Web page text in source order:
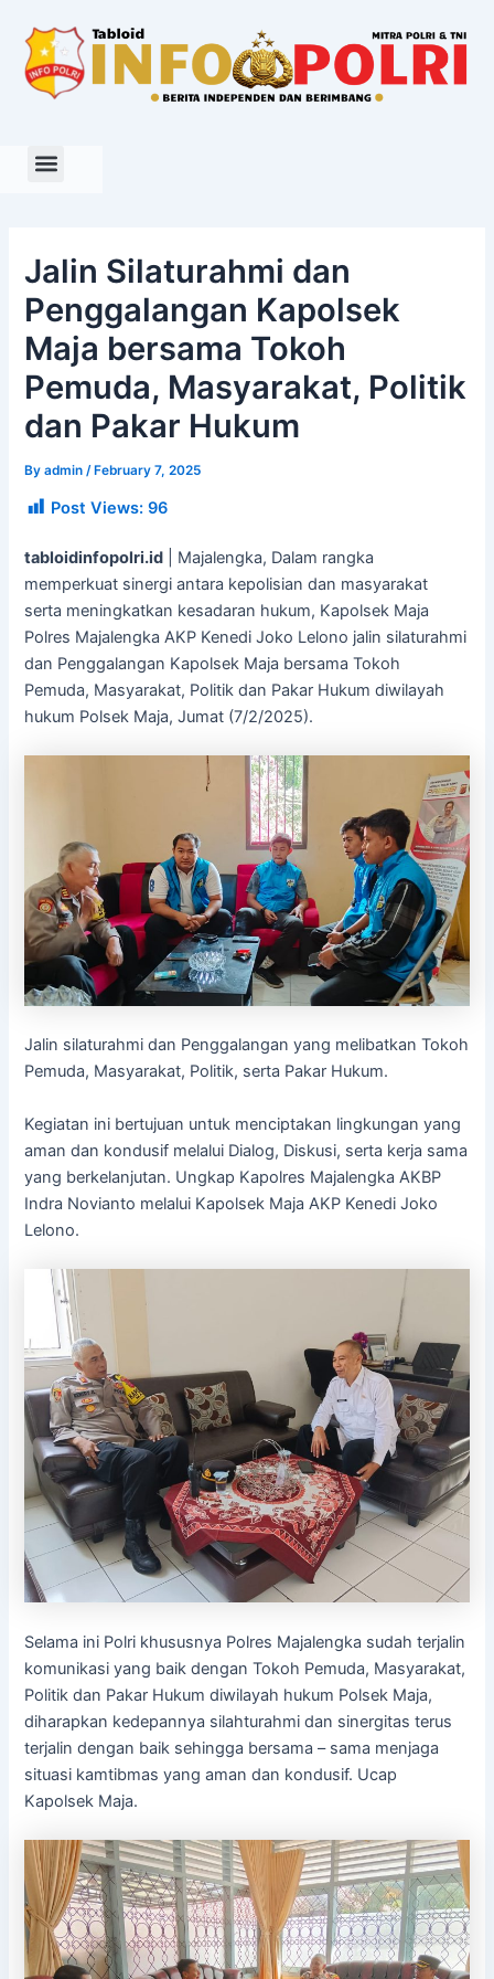
content
Jalin Silaturahmi dan
Penggalangan Kapolsek
Maja bersama Tokoh
Pemuda, Masyarakat, Politik
dan Pakar Hukum
Byadmin/ February 7, 2025
Post Views: 96
tabloidinfopolri.id | Majalengka, Dalam rangka
memperkuat sinergi antara kepolisian dan masyarakat
serta meningkatkan kesadaran hukum, Kapolsek Maja
Polres Majalengka AKP Kenedi Joko Lelono jalin silaturahmi
dan Penggalangan Kapolsek Maja bersama Tokoh
Pemuda, Masyarakat, Politik dan Pakar Hukum diwilayah
hukum Polsek Maja, Jumat (7/2/2025).
Jalin silaturahmi dan Penggalangan yang melibatkan Tokoh
Pemuda, Masyarakat, Politik, serta Pakar Hukum.
Kegiatan ini bertujuan untuk menciptakan lingkungan yang
aman dan kondusif melalui Dialog, Diskusi, serta kerja sama
yang berkelanjutan. Ungkap Kapolres Majalengka AKBP
Indra Novianto melalui Kapolsek Maja AKP Kenedi Joko
Lelono.
Selama ini Polri khususnya Polres Majalengka sudah terjalin
komunikasi yang baik dengan Tokoh Pemuda, Masyarakat,
Politik dan Pakar Hukum diwilayah hukum Polsek Maja,
diharapkan kedepannya silahturahmi dan sinergitas terus
terjalin dengan baik sehingga bersama – sama menjaga
situasi kamtibmas yang aman dan kondusif. Ucap
Kapolsek Maja.